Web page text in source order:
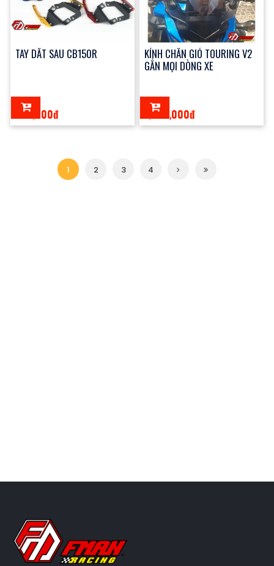
TAY DẮT SAU CB150R
650,000đ
KÍNH CHẮN GIÓ TOURING V2
GẮN MỌI DÒNG XE
1,800,000đ
1 2 3 4